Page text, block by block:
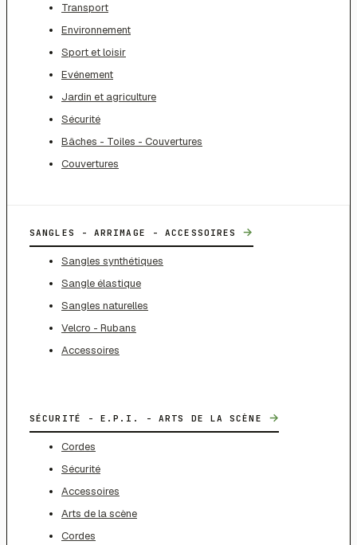
Transport
Environnement
Sport et loisir
Evénement
Jardin et agriculture
Sécurité
Bâches - Toiles - Couvertures
Couvertures
SANGLES - ARRIMAGE - ACCESSOIRES →
Sangles synthétiques
Sangle élastique
Sangles naturelles
Velcro - Rubans
Accessoires
SÉCURITÉ - E.P.I. - ARTS DE LA SCÈNE →
Cordes
Sécurité
Accessoires
Arts de la scène
Cordes